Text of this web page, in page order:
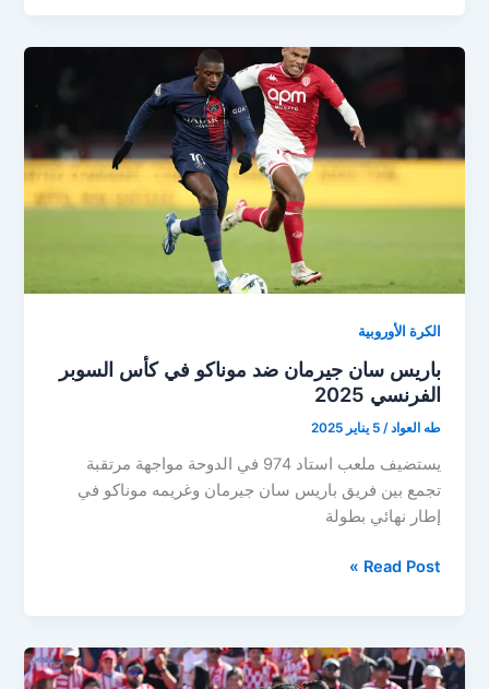
موناكو
مواجهة
حاسمة
بدوري
أوروبا
الكرة الأوروبية
باريس سان جيرمان ضد موناكو في كأس السوبر
الفرنسي 2025
طه العواد/5 يناير 2025
يستضيف ملعب استاد 974 في الدوحة مواجهة مرتقبة
تجمع بين فريق باريس سان جيرمان وغريمه موناكو في
إطار نهائي بطولة
باريس
ضد
موناكو
Read Post »